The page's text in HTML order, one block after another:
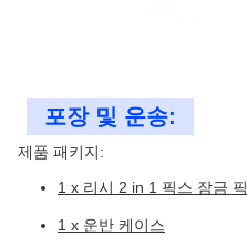
포장 및 운송:
제품 패키지:
1 x 리시 2 in 1 픽스 잠금
1 x 운반 케이스